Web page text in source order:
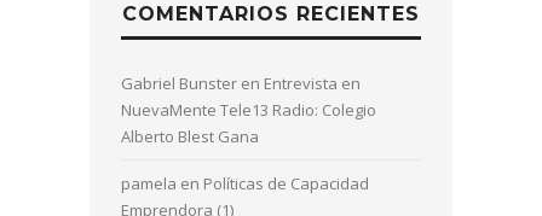
COMENTARIOS RECIENTES
Gabriel Bunster en Entrevista en
NuevaMente Tele13 Radio: Colegio
Alberto Blest Gana
pamela en Políticas de Capacidad
Emprendora (1)